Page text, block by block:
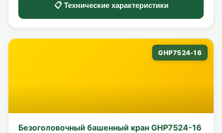
📋 Технические характеристики
GHP7524-16
Безоголовочный башенный кран GHP7524-16